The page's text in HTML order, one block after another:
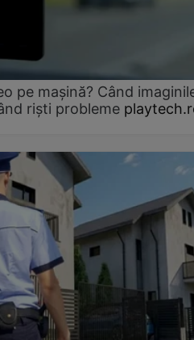
pe mașină? Când
riști probleme